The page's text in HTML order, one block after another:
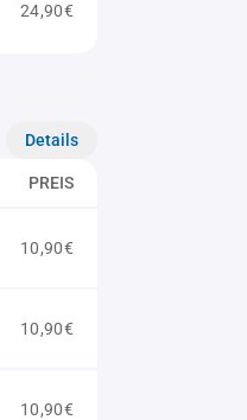
24,90€
Details
PREIS
10,90€
10,90€
10,90€